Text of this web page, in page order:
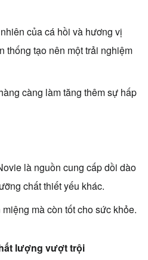
của cá hồi và hương vị
thống tạo nên một trải nghiệm
càng làm tăng thêm sự hấp
là nguồn cung cấp dồi dào
chất thiết yếu khác.
mà còn tốt cho sức khỏe.
lượng vượt trội